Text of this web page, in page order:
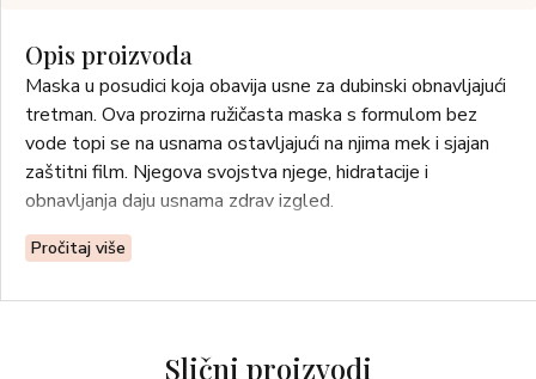
Opis proizvoda
Maska u posudici koja obavija usne za dubinski obnavljajući
tretman. Ova prozirna ružičasta maska s formulom bez
vode topi se na usnama ostavljajući na njima mek i sjajan
zaštitni film. Njegova svojstva njege, hidratacije i
obnavljanja daju usnama zdrav izgled.
Pročitaj više
Slični proizvodi